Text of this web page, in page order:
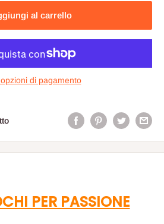
al carrello
di pagamento
PER PASSIONE